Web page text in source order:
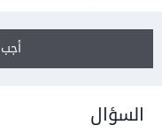
السؤال